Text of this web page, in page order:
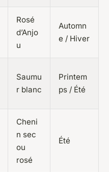
Rosé
d’Anjo
u
Automn
e / Hiver
Saumu
r blanc
Printem
ps / Été
Cheni
n sec
ou
rosé
Été